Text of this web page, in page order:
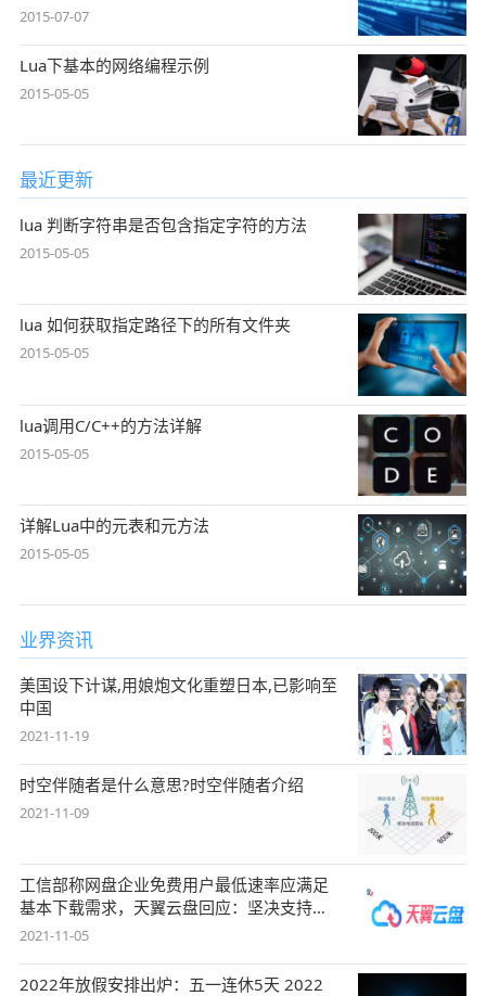
2015-07-07
Lua下基本的网络编程示例
2015-05-05
最近更新
lua 判断字符串是否包含指定字符的方法
2015-05-05
lua 如何获取指定路径下的所有文件夹
2015-05-05
lua调用C/C++的方法详解
2015-05-05
详解Lua中的元表和元方法
2015-05-05
业界资讯
美国设下计谋,用娘炮文化重塑日本,已影响至
中国
2021-11-19
时空伴随者是什么意思?时空伴随者介绍
2021-11-09
工信部称网盘企业免费用户最低速率应满足
基本下载需求，天翼云盘回应：坚决支持，
始终
2021-11-05
2022年放假安排出炉：五一连休5天 2022